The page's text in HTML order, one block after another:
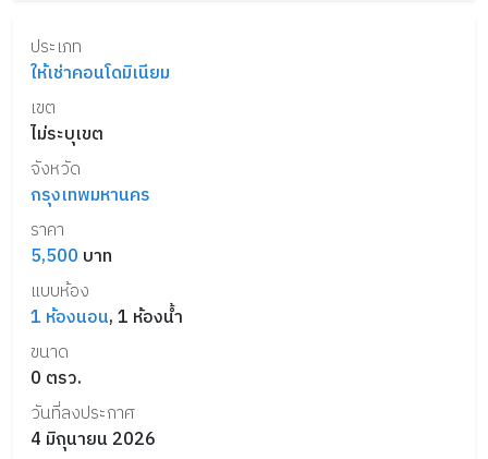
ประเภท
ให้เช่าคอนโดมิเนียม
เขต
ไม่ระบุเขต
จังหวัด
กรุงเทพมหานคร
ราคา
5,500 บาท
แบบห้อง
1 ห้องนอน,1 ห้องน้ำ
ขนาด
0 ตรว.
วันที่ลงประกาศ
4 มิถุนายน 2026